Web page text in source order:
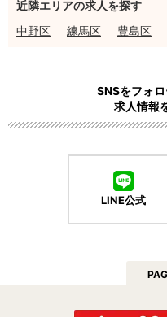
近隣エリアの求人を探す
中野区
練馬区 豊島区
SNSをフォ
求人情報
LINE公式